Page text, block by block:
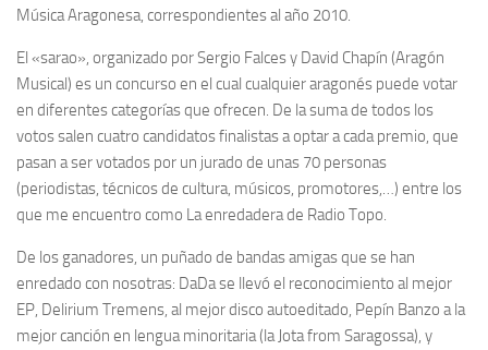
Música Aragonesa, correspondientes al año 2010.
El «sarao», organizado por Sergio Falces y David Chapín (Aragón
Musical) es un concurso en el cual cualquier aragonés puede votar
en diferentes categorías que ofrecen. De la suma de todos los
votos salen cuatro candidatos finalistas a optar a cada premio, que
pasan a ser votados por un jurado de unas 70 personas
(periodistas, técnicos de cultura, músicos, promotores,…) entre los
que me encuentro como La enredadera de Radio Topo.
De los ganadores, un puñado de bandas amigas que se han
enredado con nosotras: DaDa se llevó el reconocimiento al mejor
EP, Delirium Tremens, al mejor disco autoeditado, Pepín Banzo a la
mejor canción en lengua minoritaria (la Jota from Saragossa), y